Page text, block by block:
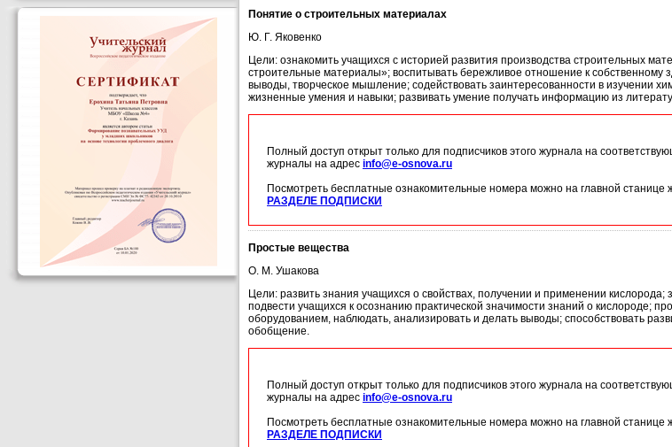
Понятие о строительных материалах
Ю. Г. Яковенко
Цели: ознакомить учащихся с историей развития производства строительных
строительные материалы»; воспитывать бережливое отношение к
выводы, творческое мышление; содействовать заинтересованности в изучении
жизненные умения и навыки; развивать умение получать информацию из
Полный доступ открыт только для подписчиков этого журнала на
журналы на адрес info@e-osnova.ru
Посмотреть бесплатные ознакомительные номера можно на главной
РАЗДЕЛЕ ПОДПИСКИ
Простые вещества
О. М. Ушакова
Цели: развить знания учащихся о свойствах, получении и применении
подвести учащихся к осознанию практической значимости знаний о кислороде;
оборудованием, наблюдать, анализировать и делать выводы; способствовать
обобщение.
Полный доступ открыт только для подписчиков этого журнала на
журналы на адрес info@e-osnova.ru
Посмотреть бесплатные ознакомительные номера можно на главной
РАЗДЕЛЕ ПОДПИСКИ